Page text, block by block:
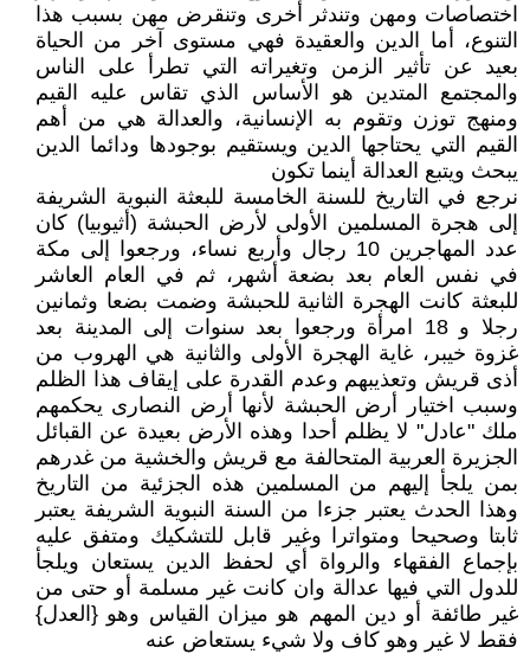
اختصاصات ومهن وتندثر أخرى وتنقرض مهن بسبب هذا
التنوع، أما الدين والعقيدة فهي مستوى آخر من الحياة
بعيد عن تأثير الزمن وتغيراته التي تطرأ على الناس
والمجتمع المتدين هو الأساس الذي تقاس عليه القيم
ومنهج توزن وتقوم به الإنسانية، والعدالة هي من أهم
القيم التي يحتاجها الدين ويستقيم بوجودها ودائما الدين
يبحث ويتبع العدالة أينما تكون
نرجع في التاريخ للسنة الخامسة للبعثة النبوية الشريفة
إلى هجرة المسلمين الأولى لأرض الحبشة (أثيوبيا) كان
عدد المهاجرين 10 رجال وأربع نساء، ورجعوا إلى مكة
في نفس العام بعد بضعة أشهر، ثم في العام العاشر
للبعثة كانت الهجرة الثانية للحبشة وضمت بضعا وثمانين
رجلا و 18 امرأة ورجعوا بعد سنوات إلى المدينة بعد
غزوة خيبر، غاية الهجرة الأولى والثانية هي الهروب من
أذى قريش وتعذيبهم وعدم القدرة على إيقاف هذا الظلم
وسبب اختيار أرض الحبشة لأنها أرض النصارى يحكمهم
ملك "عادل" لا يظلم أحدا وهذه الأرض بعيدة عن القبائل
الجزيرة العربية المتحالفة مع قريش والخشية من غدرهم
بمن يلجأ إليهم من المسلمين هذه الجزئية من التاريخ
وهذا الحدث يعتبر جزءا من السنة النبوية الشريفة يعتبر
ثابتا وصحيحا ومتواترا وغير قابل للتشكيك ومتفق عليه
بإجماع الفقهاء والرواة أي لحفظ الدين يستعان ويلجأ
للدول التي فيها عدالة وان كانت غير مسلمة أو حتى من
غير طائفة أو دين المهم هو ميزان القياس وهو {العدل}
فقط لا غير وهو كاف ولا شيء يستعاض عنه